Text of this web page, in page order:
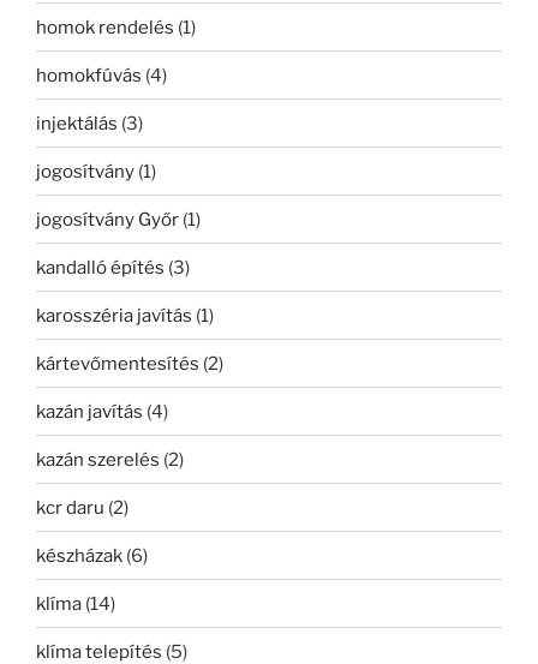
homok rendelés (1)
homokfúvás (4)
injektálás (3)
jogosítvány (1)
jogosítvány Győr (1)
kandalló építés (3)
karosszéria javítás (1)
kártevőmentesítés (2)
kazán javítás (4)
kazán szerelés (2)
kcr daru (2)
készházak (6)
klíma (14)
klíma telepítés (5)